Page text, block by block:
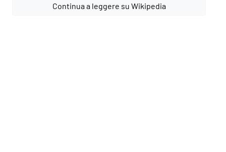
Continua a leggere su Wikipedia